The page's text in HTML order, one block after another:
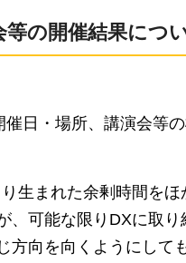
等の開催結果につ
催日・場所、講演会等
生まれた余剰時間を
、可能な限りDXに取
向を向くようにして